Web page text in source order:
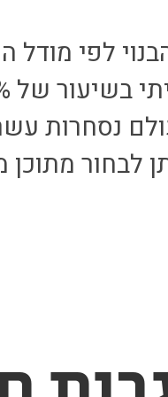
לפי
נסחרות
לבחור